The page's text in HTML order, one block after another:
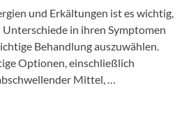
und Erkältungen ist es wichtig,
in ihren Symptomen
Behandlung auszuwählen.
Optionen, einschließlich
Mittel, …